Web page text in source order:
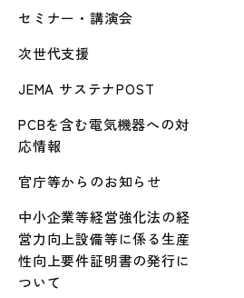
セミナー・講演会
次世代支援
JEMA サステナPOST
PCBを含む電気機器への対
応情報
官庁等からのお知らせ
中小企業等経営強化法の経
営力向上設備等に係る生産
性向上要件証明書の発行に
ついて